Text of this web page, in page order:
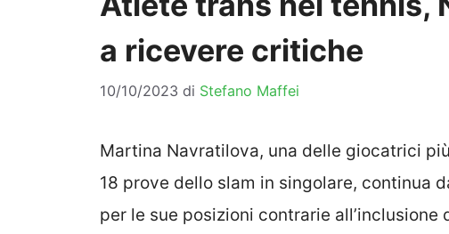
a ricevere critiche
10/10/2023 di Stefano Maffei
Martina Navratilova, una delle giocatrici
18 prove dello slam in singolare, continua
per le sue posizioni contrarie all’inclusione